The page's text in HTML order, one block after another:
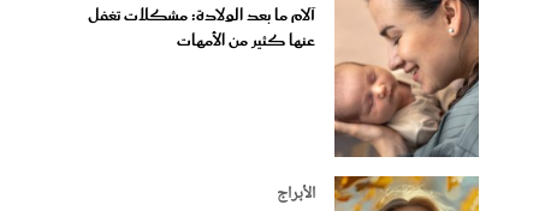
آلام ما بعد الولادة: مشكلات تغفل
عنها كثير من الأمهات
الأبراج